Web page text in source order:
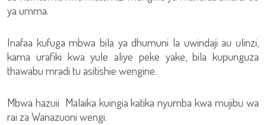
ya umma.
Inafaa kufuga mbwa bila ya dhumuni la uwindaji au ulinzi,
kama urafiki kwa yule aliye peke yake, bila kupunguza
thawabu mradi tu asitishie wengine.
Mbwa hazuii Malaika kuingia katika nyumba kwa mujibu wa
rai za Wanazuoni wengi.